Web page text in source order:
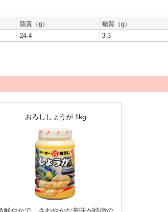
脂質（g） 糖質（g）
24.4 3.3
おろししょうが 1kg